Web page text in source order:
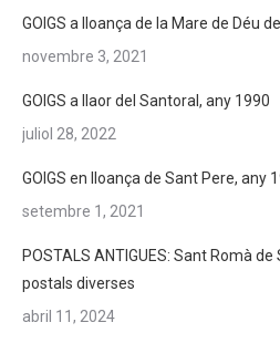
GOIGS a lloança de la Mare de Déu
novembre 3, 2021
GOIGS a llaor del Santoral, any 1990
juliol 28, 2022
GOIGS en lloança de Sant Pere, any
setembre 1, 2021
POSTALS ANTIGUES: Sant Romà
postals diverses
abril 11, 2024